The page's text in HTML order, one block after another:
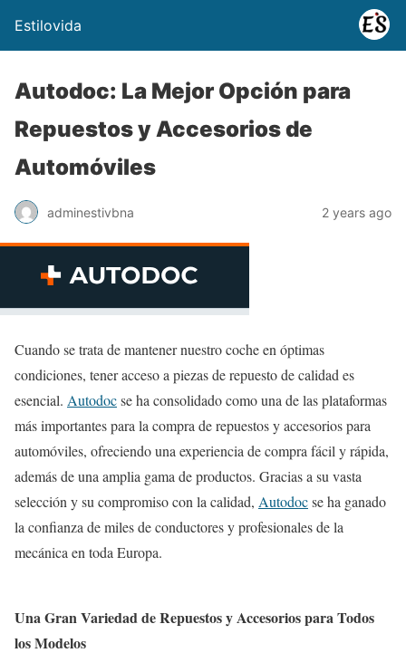
Estilovida
Autodoc: La Mejor Opción para
Repuestos y Accesorios de
Automóviles
adminestivbna 2 years ago
Cuando se trata de mantener nuestro coche en óptimas
condiciones, tener acceso a piezas de repuesto de calidad es
esencial. Autodocse ha consolidado como una de las plataformas
más importantes para la compra de repuestos y accesorios para
automóviles, ofreciendo una experiencia de compra fácil y rápida,
además de una amplia gama de productos. Gracias a su vasta
selección y su compromiso con la calidad, Autodocse ha ganado
la confianza de miles de conductores y profesionales de la
mecánica en toda Europa.
Una Gran Variedad de Repuestos y Accesorios para Todos
los Modelos